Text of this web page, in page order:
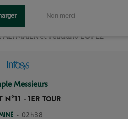
MESSIEURS
Simple Messieurs Roland
ALTMAIER et Feliciano LOPEZ
Messieurs
- 1ER TOUR
- 02h38
Non merci